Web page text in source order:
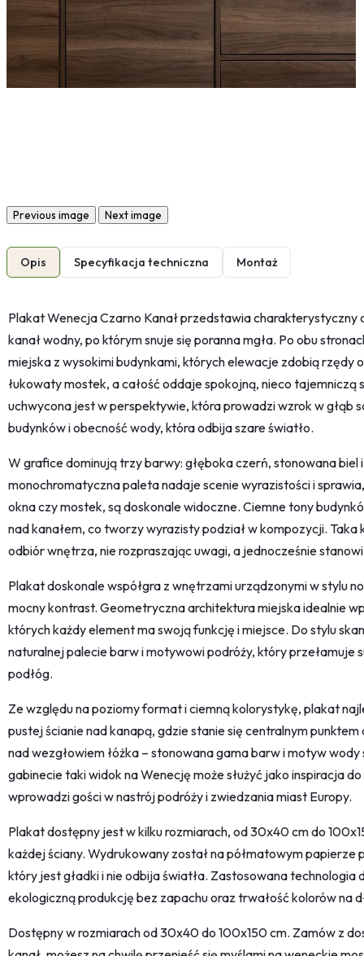
Previous image Next image
Opis Specyfikacja techniczna Montaż
Plakat Wenecja Czarno Kanał przedstawia charakterystyczny
kanał wodny, po którym snuje się poranna mgła. Po obu
miejska z wysokimi budynkami, których elewacje zdobią rzędy
łukowaty mostek, a całość oddaje spokojną, nieco tajemniczą
uchwycona jest w perspektywie, która prowadzi wzrok w głąb
budynków i obecność wody, która odbija szare światło.
W grafice dominują trzy barwy: głęboka czerń, stonowana biel
monochromatyczna paleta nadaje scenie wyrazistości i
okna czy mostek, są doskonale widoczne. Ciemne tony
nad kanałem, co tworzy wyrazisty podział w kompozycji.
odbiór wnętrza, nie rozpraszając uwagi, a jednocześnie
Plakat doskonale współgra z wnętrzami urządzonymi w stylu
mocny kontrast. Geometryczna architektura miejska idealnie
których każdy element ma swoją funkcję i miejsce. Do stylu
naturalnej palecie barw i motywowi podróży, który przełamuje
podłóg.
Ze względu na poziomy format i ciemną kolorystykę, plakat
pustej ścianie nad kanapą, gdzie stanie się centralnym
nad wezgłowiem łóżka – stonowana gama barw i motyw
gabinecie taki widok na Wenecję może służyć jako inspiracja
wprowadzi gości w nastrój podróży i zwiedzania miast Europy.
Plakat dostępny jest w kilku rozmiarach, od 30x40 cm do
każdej ściany. Wydrukowany został na półmatowym
który jest gładki i nie odbija światła. Zastosowana
ekologiczną produkcję bez zapachu oraz trwałość kolorów na
Dostępny w rozmiarach od 30x40 do 100x150 cm. Zamów z